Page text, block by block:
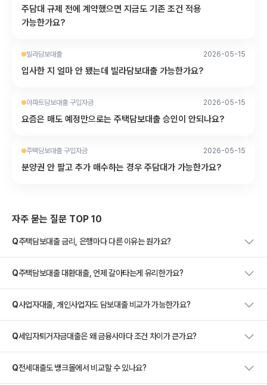
주담대 규제 전에 계약했으면 지금도 기존 조건 적용
가능한가요?
빌라담보대출 2026-05-15
입사한 지 얼마 안 됐는데 빌라담보대출 가능한가요?
아파트담보대출 구입자금 2026-05-15
요즘은 매도 예정만으로는 주택담보대출 승인이 안되나요?
주택담보대출 구입자금 2026-05-15
분양권 안 팔고 추가 매수하는 경우 주담대가 가능한가요?
자주 묻는 질문 TOP 10
Q주택담보대출 금리, 은행마다 다른 이유는 뭔가요?
Q주택담보대출 대환대출, 언제 갈아타는게 유리한가요?
Q사업자대출, 개인사업자도 담보대출 비교가 가능한가요?
Q세입자퇴거자금대출은 왜 금융사마다 조건 차이가 큰가요?
Q전세대출도 뱅크몰에서 비교할 수 있나요?